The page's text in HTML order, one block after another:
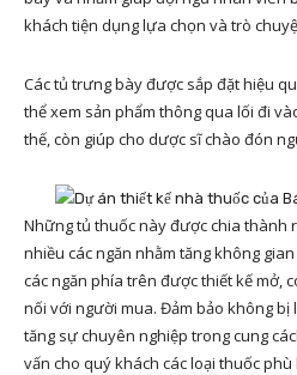
khách tiện dụng lựa chọn và trò
Các tủ trưng bày được sắp đặt hiệu
thể xem sản phẩm thông qua lối đi
thế, còn giúp cho dược sĩ chào đón
Những tủ thuốc này được chia thành
nhiều các ngăn nhằm tăng không
các ngăn phía trên được thiết kế mở,
nối với người mua. Đảm bảo không bị
tăng sự chuyên nghiệp trong cung
vấn cho quý khách các loại thuốc phù